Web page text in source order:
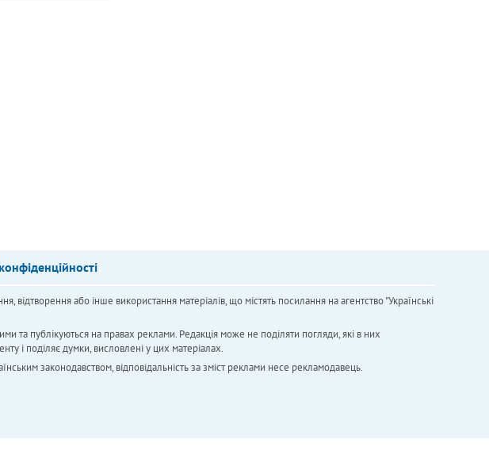
відтворення або інше використання матеріалів, що містять посилання на агентство "Українськi
та публікуються на правах реклами. Редакція може не поділяти погляди, які в них
і поділяє думки, висловлені у цих матеріалах.
законодавством, відповідальність за зміст реклами несе рекламодавець.